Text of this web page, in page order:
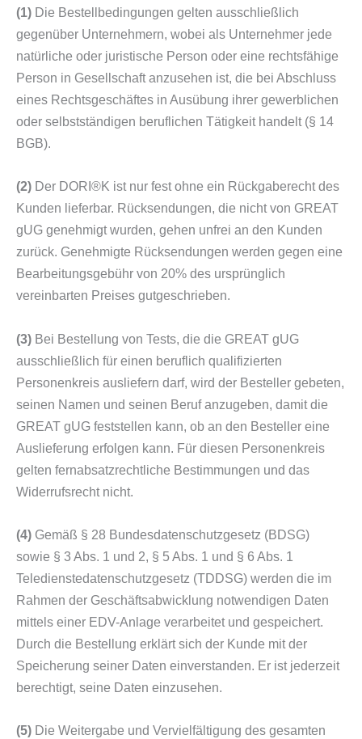
(1) Die Bestellbedingungen gelten ausschließlich
gegenüber Unternehmern, wobei als Unternehmer jede
natürliche oder juristische Person oder eine rechtsfähige
Person in Gesellschaft anzusehen ist, die bei Abschluss
eines Rechtsgeschäftes in Ausübung ihrer gewerblichen
oder selbstständigen beruflichen Tätigkeit handelt (§ 14
BGB).
(2) Der DORI®K ist nur fest ohne ein Rückgaberecht des
Kunden lieferbar. Rücksendungen, die nicht von GREAT
gUG genehmigt wurden, gehen unfrei an den Kunden
zurück. Genehmigte Rücksendungen werden gegen eine
Bearbeitungsgebühr von 20% des ursprünglich
vereinbarten Preises gutgeschrieben.
(3) Bei Bestellung von Tests, die die GREAT gUG
ausschließlich für einen beruflich qualifizierten
Personenkreis ausliefern darf, wird der Besteller gebeten,
seinen Namen und seinen Beruf anzugeben, damit die
GREAT gUG feststellen kann, ob an den Besteller eine
Auslieferung erfolgen kann. Für diesen Personenkreis
gelten fernabsatzrechtliche Bestimmungen und das
Widerrufsrecht nicht.
(4) Gemäß § 28 Bundesdatenschutzgesetz (BDSG)
sowie § 3 Abs. 1 und 2, § 5 Abs. 1 und § 6 Abs. 1
Teledienstedatenschutzgesetz (TDDSG) werden die im
Rahmen der Geschäftsabwicklung notwendigen Daten
mittels einer EDV-Anlage verarbeitet und gespeichert.
Durch die Bestellung erklärt sich der Kunde mit der
Speicherung seiner Daten einverstanden. Er ist jederzeit
berechtigt, seine Daten einzusehen.
(5) Die Weitergabe und Vervielfältigung des gesamten